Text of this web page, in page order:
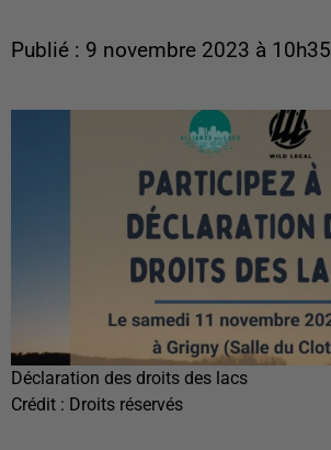
Publié : 9 novembre 2023 à 10h35
Déclaration des droits des lacs
Crédit : Droits réservés